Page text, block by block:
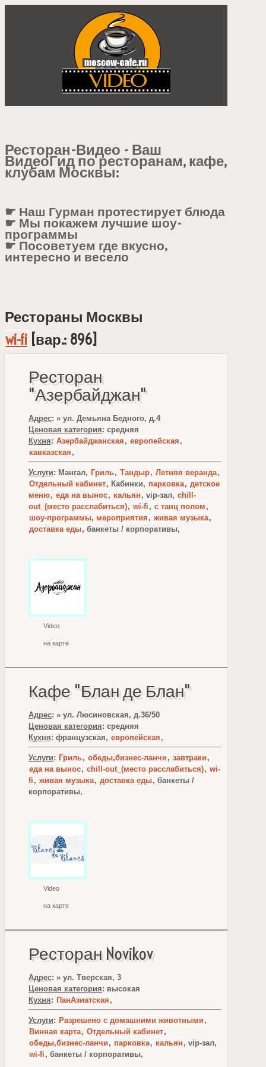
Ресторан-Видео - Ваш
ВидеоГид по ресторанам, кафе,
клубам Москвы:
☛ Наш Гурман протестирует блюда
☛ Мы покажем лучшие шоу-
программы
☛ Посоветуем где вкусно,
интересно и весело
Рестораны Москвы
wi-fi [вар.: 896]
Ресторан
"Азербайджан"
Адрес: » ул. Демьяна Бедного, д.4
Ценовая категория: средняя
Кухня: Азербайджанская , европейская ,
кавказская ,
Услуги: Мангал, Гриль, Тандыр, Летняя веранда,
Отдельный кабинет, Кабинки, парковка, детское
меню, еда на вынос, кальян , vip-зал, chill-
out_(место расслабиться), wi-fi , с танц полом ,
шоу-программы, мероприятия , живая музыка,
доставка еды, банкеты / корпоративы,
Video
на карте
Кафе "Блан де Блан"
Адрес: » ул. Люсиновская, д.36/50
Ценовая категория: средняя
Кухня: французская, европейская ,
Услуги: Гриль, обеды,бизнес-ланчи , завтраки ,
еда на вынос, chill-out_(место расслабиться), wi-
fi , живая музыка, доставка еды, банкеты /
корпоративы,
Video
на карте
Ресторан Novikov
Адрес: » ул. Тверская, 3
Ценовая категория: высокая
Кухня: ПанАзиатская ,
Услуги: Разрешено с домашними животными ,
Винная карта, Отдельный кабинет,
обеды,бизнес-ланчи , парковка, кальян , vip-зал,
wi-fi , банкеты / корпоративы,